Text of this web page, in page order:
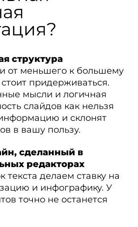
структура
от меньшего к большему
придерживаться.
мысли и логичная
слайдов как нельзя
и склонят
в вашу пользу.
сделанный в
редакторах
текста делаем ставку на
и инфографику. У
точно не останется